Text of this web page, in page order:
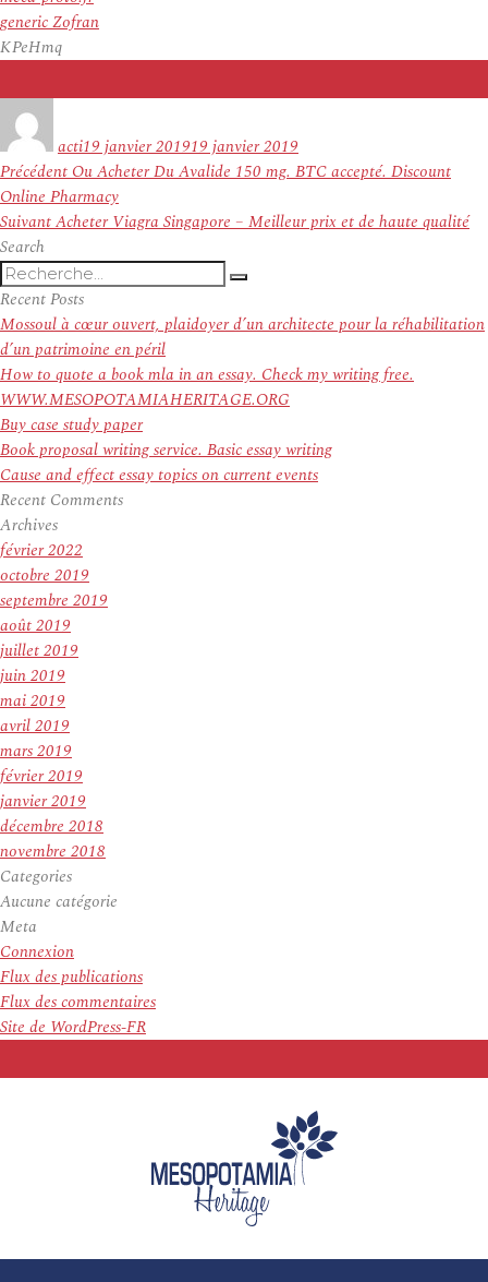
generic Zofran
KPeHmq
actile
19 janvier 201919 janvier 2019
Navigation
de
l’article
Précédent Article
précédent :
Ou Acheter Du Avalide 150 mg. BTC accepté. Discount
Online Pharmacy
SuivantArticle
Acheter Viagra Singapore – Meilleur prix et de haute qualité
Search
Recherche
pour
:
Recherche
Recent Posts
Mossoul à cœur ouvert, plaidoyer d’un architecte pour la réhabilitation
d’un patrimoine en péril
How to quote a book mla in an essay. Check my writing free.
WWW.MESOPOTAMIAHERITAGE.ORG
Buy case study paper
Book proposal writing service. Basic essay writing
Cause and effect essay topics on current events
Recent Comments
Archives
février 2022
octobre 2019
septembre 2019
août 2019
juillet 2019
juin 2019
mai 2019
avril 2019
mars 2019
février 2019
janvier 2019
décembre 2018
novembre 2018
Categories
Aucune catégorie
Meta
Connexion
Flux des publications
Flux des commentaires
Site de WordPress-FR